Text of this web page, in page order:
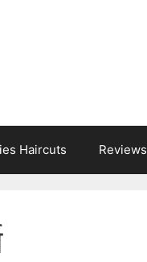
Haircuts Reviews